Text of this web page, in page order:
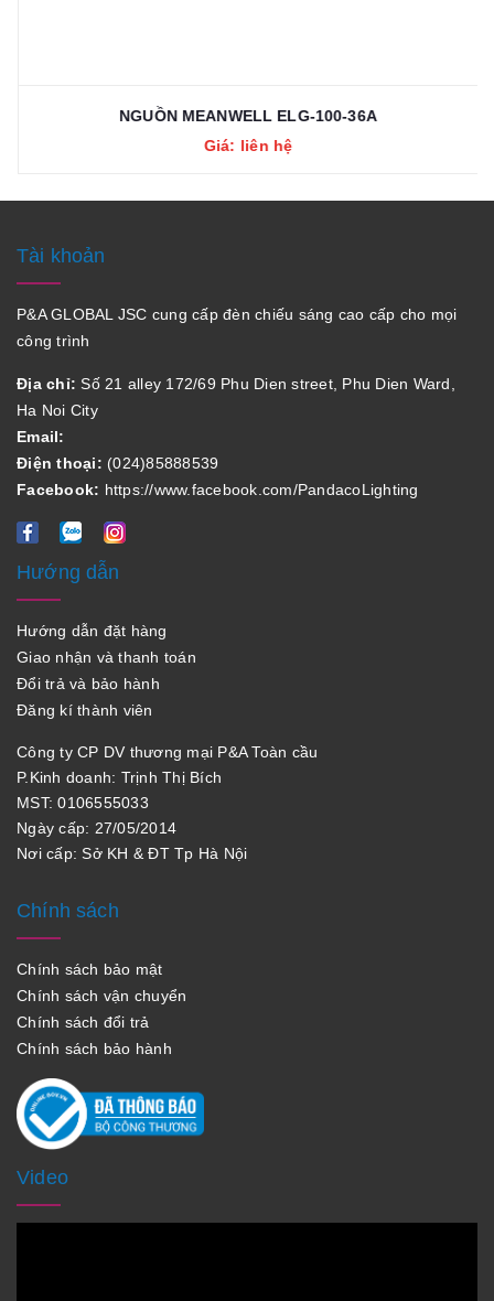
NGUỒN MEANWELL ELG-100-36A
Giá: liên hệ
Tài khoản
P&A GLOBAL JSC cung cấp đèn chiếu sáng cao cấp cho mọi
công trình
Địa chỉ: Số 21 alley 172/69 Phu Dien street, Phu Dien Ward,
Ha Noi City
Email:
Điện thoại: (024)85888539
Facebook: https://www.facebook.com/PandacoLighting
Hướng dẫn
Hướng dẫn đặt hàng
Giao nhận và thanh toán
Đổi trả và bảo hành
Đăng kí thành viên
Công ty CP DV thương mại P&A Toàn cầu
P.Kinh doanh: Trịnh Thị Bích
MST: 0106555033
Ngày cấp: 27/05/2014
Nơi cấp: Sở KH & ĐT Tp Hà Nội
Chính sách
Chính sách bảo mật
Chính sách vận chuyển
Chính sách đổi trả
Chính sách bảo hành
Video